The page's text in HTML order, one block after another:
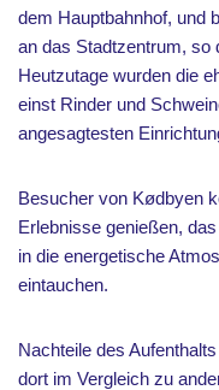
dem Hauptbahnhof, und
an das Stadtzentrum, so
Heutzutage wurden die
einst Rinder und
angesagtesten
Besucher von Kødbyen
Erlebnisse genießen,
in die energetische
eintauchen.
Nachteile des
dort im Vergleich zu